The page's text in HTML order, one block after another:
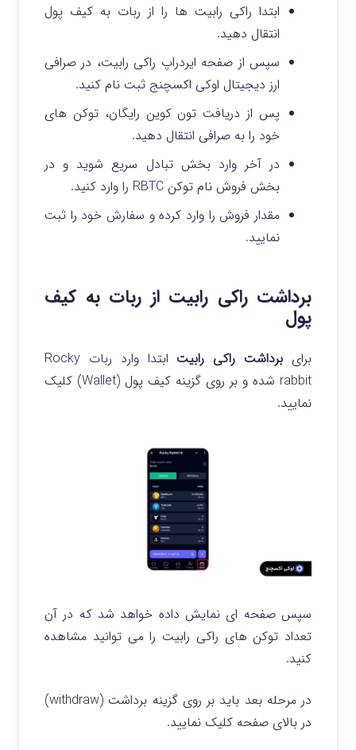
ابتدا راکی رابیت ها را از ربات به کیف پول
انتقال دهید.
سپس از صفحه ایردراپ راکی رابیت، در صرافی
ارز دیجیتال اوکی اکسچنج ثبت نام کنید.
پس از دریافت تون کوین رایگان، توکن های
خود را به صرافی انتقال دهید.
در آخر وارد بخش تبادل سریع شوید و در
بخش فروش نام توکن RBTC را وارد کنید.
مقدار فروش را وارد کرده و سفارش خود را ثبت
نمایید.
برداشت راکی رابیت از ربات به کیف
پول
برای برداشت راکی رابیت
ابتدا وارد ربات Rocky
rabbit شده و بر روی گزینه کیف پول (Wallet) کلیک
نمایید.
سپس صفحه ای نمایش داده خواهد شد که در آن
تعداد توکن های راکی رابیت را می توانید مشاهده
کنید.
در مرحله بعد باید بر روی گزینه برداشت (withdraw)
در بالای صفحه کلیک نمایید.